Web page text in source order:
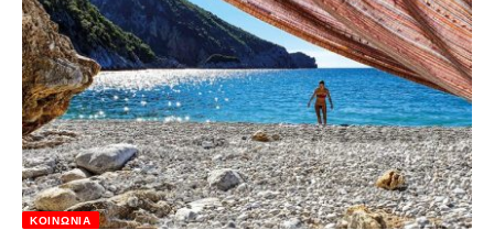
ΚΟΙΝΩΝΊΑ